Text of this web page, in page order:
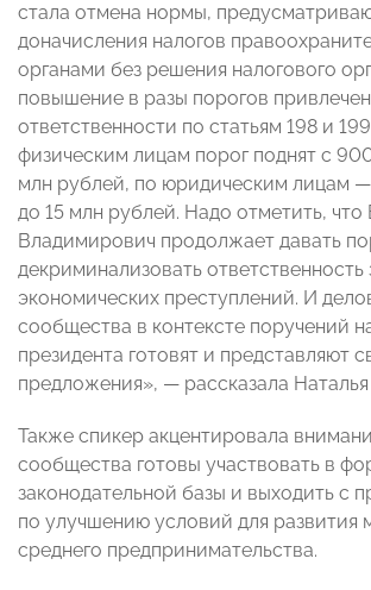
стала отмена нормы,
доначисления налогов
органами без решения налогового
повышение в разы порогов
ответственности по статьям 198 и
физическим лицам порог поднят с
млн рублей, по юридическим лицам
до 15 млн рублей. Надо отметить,
Владимирович продолжает давать
декриминализовать ответственность
экономических преступлений. И
сообщества в контексте поручений
президента готовят и представляют
предложения», — рассказала Наталья
Также спикер акцентировала
сообщества готовы участвовать в
законодательной базы и выходить с
по улучшению условий для развития
среднего предпринимательства.